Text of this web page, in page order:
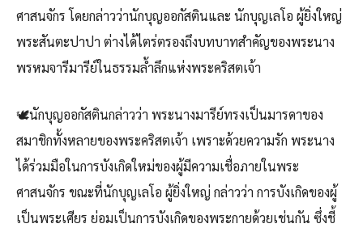
ศาสนจักร โดยกล่าวว่านักบุญออกัสตินและ นักบุญเลโอ ผู้ยิ่งใหญ่
พระสันตะปาปา ต่างได้ไตร่ตรองถึงบทบาทสำคัญของพระนาง
พรหมจารีมารีย์ในธรรมล้ำลึกแห่งพระคริสตเจ้า
🕊️นักบุญออกัสตินกล่าวว่า พระนางมารีย์ทรงเป็นมารดาของ
สมาชิกทั้งหลายของพระคริสตเจ้า เพราะด้วยความรัก พระนาง
ได้ร่วมมือในการบังเกิดใหม่ของผู้มีความเชื่อภายในพระ
ศาสนจักร ขณะที่นักบุญเลโอ ผู้ยิ่งใหญ่ กล่าวว่า การบังเกิดของผู้
เป็นพระเศียร ย่อมเป็นการบังเกิดของพระกายด้วยเช่นกัน ซึ่งชี้